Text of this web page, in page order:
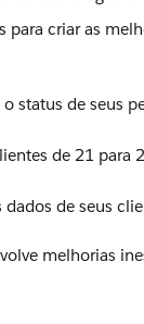
para criar as
status de seus
de 21 para
de seus
melhorias